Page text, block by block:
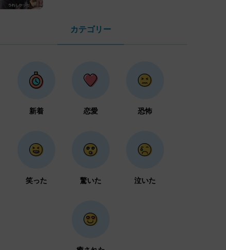
カテゴリー
新着 恋愛 恐怖
笑った 驚いた 泣いた